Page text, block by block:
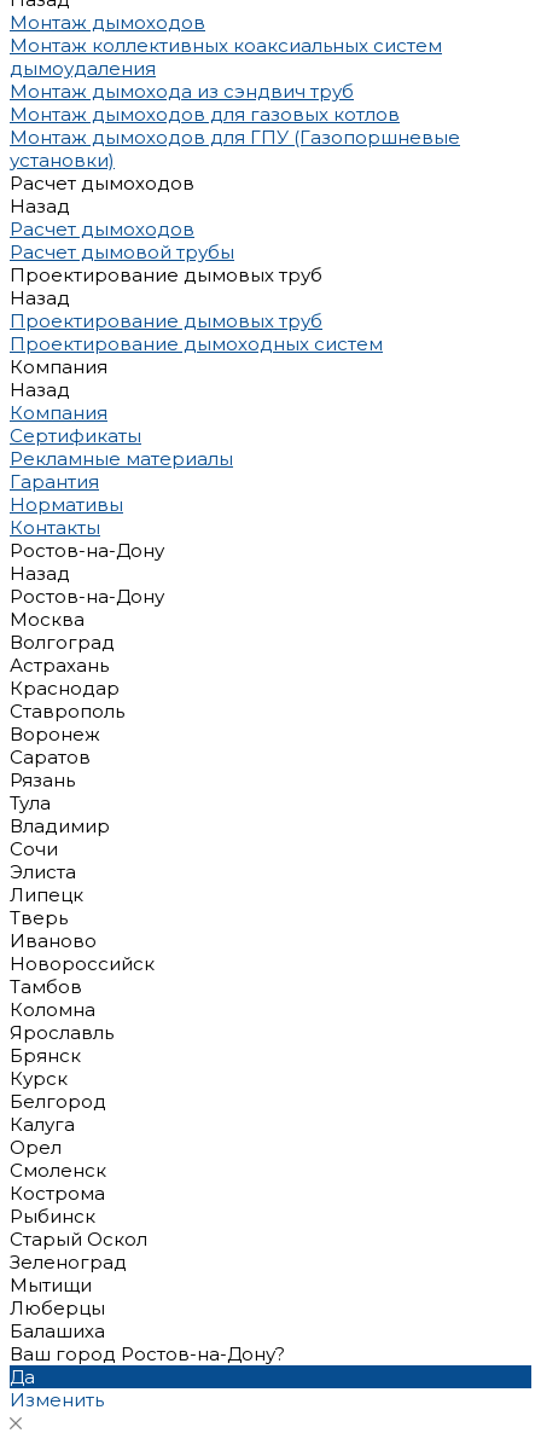
Монтаж дымоходов
Монтаж коллективных коаксиальных систем
дымоудаления
Монтаж дымохода из сэндвич труб
Монтаж дымоходов для газовых котлов
Монтаж дымоходов для ГПУ (Газопоршневые
установки)
Расчет дымоходов
Назад
Расчет дымоходов
Расчет дымовой трубы
Проектирование дымовых труб
Назад
Проектирование дымовых труб
Проектирование дымоходных систем
Компания
Назад
Компания
Сертификаты
Рекламные материалы
Гарантия
Нормативы
Контакты
Ростов-на-Дону
Назад
Ростов-на-Дону
Москва
Волгоград
Астрахань
Краснодар
Ставрополь
Воронеж
Саратов
Рязань
Тула
Владимир
Сочи
Элиста
Липецк
Тверь
Иваново
Новороссийск
Тамбов
Коломна
Ярославль
Брянск
Курск
Белгород
Калуга
Орел
Смоленск
Кострома
Рыбинск
Старый Оскол
Зеленоград
Мытищи
Люберцы
Балашиха
Ваш город Ростов-на-Дону?
Да
Изменить